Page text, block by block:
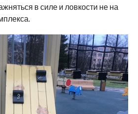
в силе и ловкости не на